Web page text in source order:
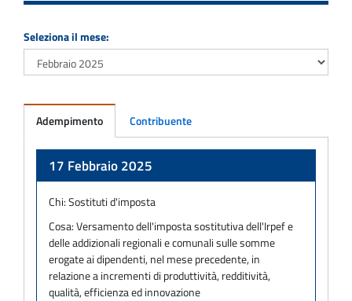
Seleziona il mese:
Adempimento Contribuente
17 Febbraio 2025
Chi:Sostituti d'imposta
Cosa:Versamento dell'imposta sostitutiva dell'Irpef e
delle addizionali regionali e comunali sulle somme
erogate ai dipendenti, nel mese precedente, in
relazione a incrementi di produttività, redditività,
qualità, efficienza ed innovazione